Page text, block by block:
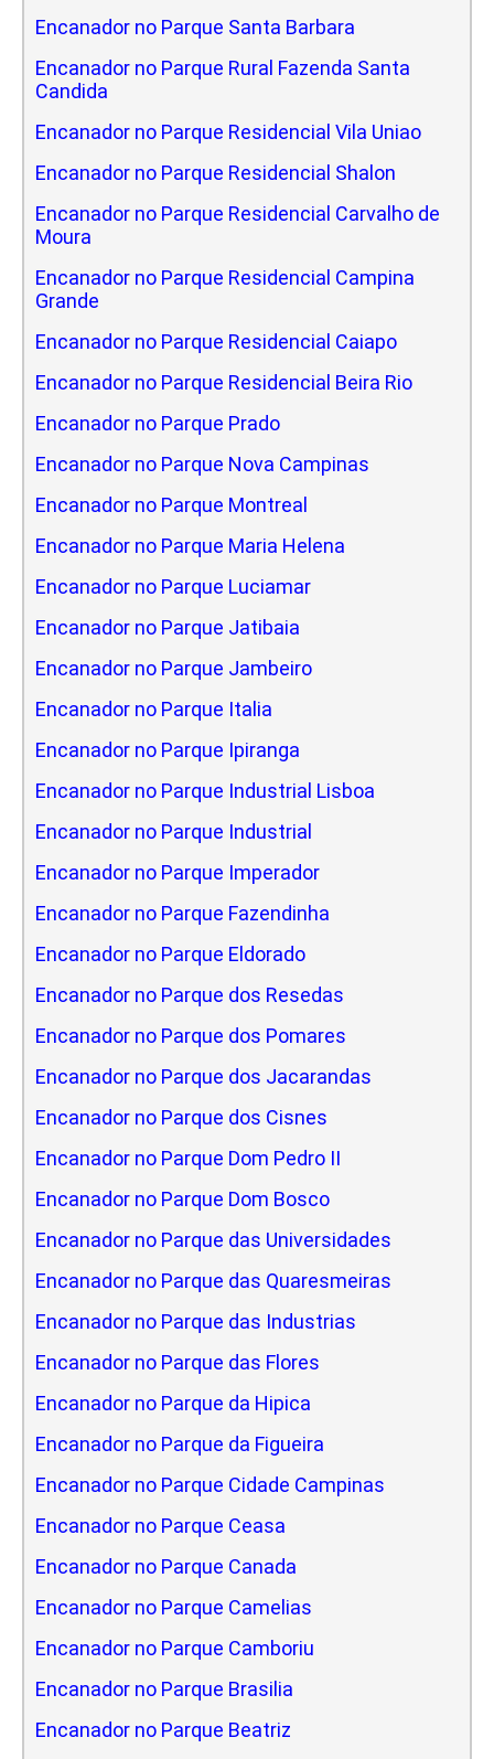
Encanador no Parque Santa Barbara
Encanador no Parque Rural Fazenda Santa
Candida
Encanador no Parque Residencial Vila Uniao
Encanador no Parque Residencial Shalon
Encanador no Parque Residencial Carvalho de
Moura
Encanador no Parque Residencial Campina
Grande
Encanador no Parque Residencial Caiapo
Encanador no Parque Residencial Beira Rio
Encanador no Parque Prado
Encanador no Parque Nova Campinas
Encanador no Parque Montreal
Encanador no Parque Maria Helena
Encanador no Parque Luciamar
Encanador no Parque Jatibaia
Encanador no Parque Jambeiro
Encanador no Parque Italia
Encanador no Parque Ipiranga
Encanador no Parque Industrial Lisboa
Encanador no Parque Industrial
Encanador no Parque Imperador
Encanador no Parque Fazendinha
Encanador no Parque Eldorado
Encanador no Parque dos Resedas
Encanador no Parque dos Pomares
Encanador no Parque dos Jacarandas
Encanador no Parque dos Cisnes
Encanador no Parque Dom Pedro II
Encanador no Parque Dom Bosco
Encanador no Parque das Universidades
Encanador no Parque das Quaresmeiras
Encanador no Parque das Industrias
Encanador no Parque das Flores
Encanador no Parque da Hipica
Encanador no Parque da Figueira
Encanador no Parque Cidade Campinas
Encanador no Parque Ceasa
Encanador no Parque Canada
Encanador no Parque Camelias
Encanador no Parque Camboriu
Encanador no Parque Brasilia
Encanador no Parque Beatriz